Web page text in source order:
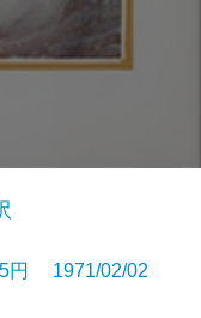
円 1971/02/02